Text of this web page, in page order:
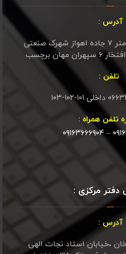
آدرس :
لرستان خرم آباد کیلومتر ۷ جاده اهواز شهرک صنعتی
تلفن :
۱۰۲-۱۰۳
تلفن همراه :
– ۰۹۱۶۳۶۶۶۹۰۴
دفتر مرکزی :
آدرس :
،خیابان استاد نجات الهی